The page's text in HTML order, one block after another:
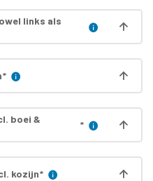
links als
*
boei &
*
kozijn*